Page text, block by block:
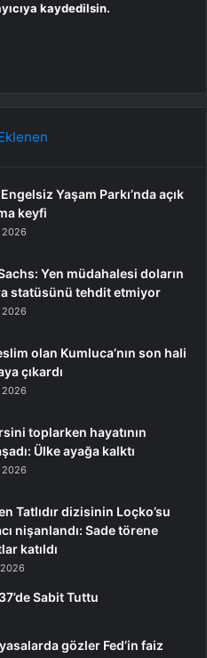
kaydedilsin.
Yaşam Parkı’nda açık
keyfi
2026
Yen müdahalesi doların
statüsünü tehdit etmiyor
2026
olan Kumluca’nın son hali
çıkardı
2026
toplarken hayatının
Ülke ayağa kalktı
2026
Tatlıdır dizisinin Loçko’su
nişanlandı: Sade törene
katıldı
Sabit Tuttu
gözler Fed’in faiz